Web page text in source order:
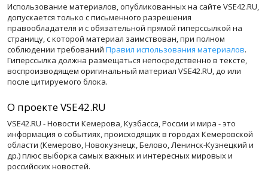
Использование материалов, опубликованных на сайте VSE42.RU,
допускается только с письменного разрешения
правообладателя и с обязательной прямой гиперссылкой на
страницу, с которой материал заимствован, при полном
соблюдении требований Правил использования материалов.
Гиперссылка должна размещаться непосредственно в тексте,
воспроизводящем оригинальный материал VSE42.RU, до или
после цитируемого блока.
О проекте VSE42.RU
VSE42.RU - Новости Кемерова, Кузбасса, России и мира - это
информация о событиях, происходящих в городах Кемеровской
области (Кемерово, Новокузнецк, Белово, Ленинск-Кузнецкий и
др.) плюс выборка самых важных и интересных мировых и
российских новостей.